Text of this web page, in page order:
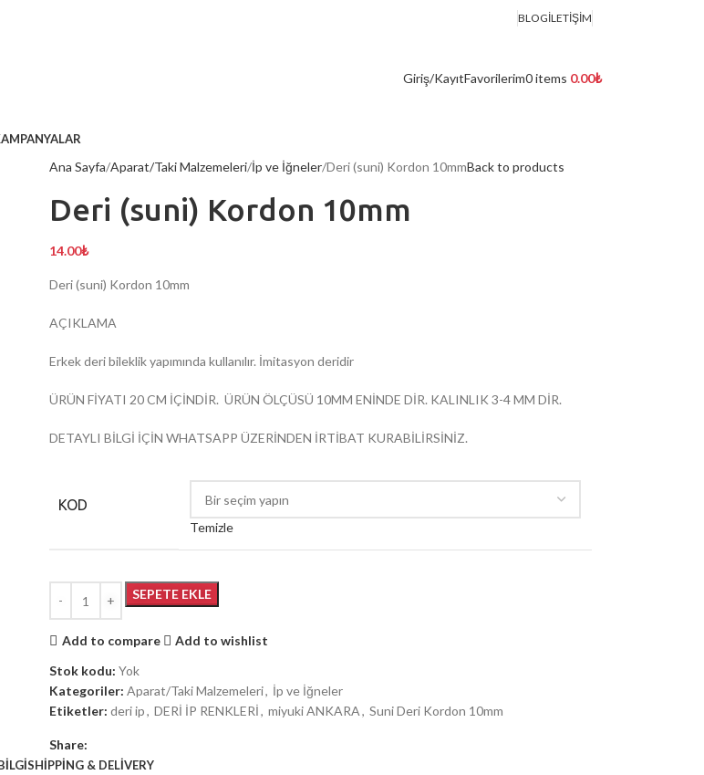
BLOGİLETIŞIM
Giriş/KayıtFavorilerim0items 0.00₺
Ana Sayfa Aparat/Taki Malzemeleri İp ve İğneler Deri (suni) Kordon 10mmBack to products
Deri (suni) Kordon 10mm
14.00₺
Deri (suni) Kordon 10mm
AÇIKLAMA
Erkek deri bileklik yapımında kullanılır. İmitasyon deridir
ÜRÜN FİYATI 20 CM İÇİNDİR. ÜRÜN ÖLÇÜSÜ 10MM ENİNDE DİR. KALINLIK 3-4 MM DİR.
DETAYLI BİLGİ İÇİN WHATSAPP ÜZERİNDEN İRTİBAT KURABİLİRSİNİZ.
KOD
Temizle
SEPETE EKLE
Add to compare
Add to wishlist
Stok kodu: Yok
Kategoriler: Aparat/Taki Malzemeleri, İp ve İğneler
Etiketler: deri ip, DERİ İP RENKLERİ, miyuki ANKARA, Suni Deri Kordon 10mm
Share:
SHIPPING & DELIVERY